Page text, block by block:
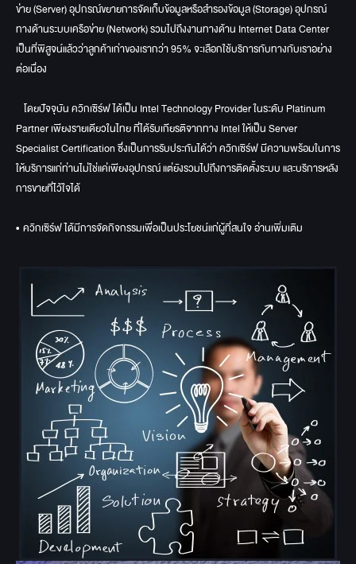
ข่าย (Server) อุปกรณ์ขยายการจัดเก็บข้อมูลหรือสำรองข้อมูล (Storage) อุปกรณ์
ทางด้านระบบเครือข่าย (Network) รวมไปถึงงานทางด้าน Internet Data Center
เป็นที่พิสูจน์แล้วว่าลูกค้าเก่าของเรากว่า 95% จะเลือกใช้บริการกับทางกับเราอย่าง
ต่อเนื่อง
โดยปัจจุบัน ควิกเซิร์ฟ ได้เป็น Intel Technology Provider ในระดับ Platinum
Partner เพียงรายเดียวในไทย ที่ได้รับเกียรติจากทาง Intel ให้เป็น Server
Specialist Certification ซึ่งเป็นการรับประกันได้ว่า ควิกเซิร์ฟ มีความพร้อมในการ
ให้บริการแก่ท่านไม่ใช่แค่เพียงอุปกรณ์ แต่ยังรวมไปถึงการติดตั้งระบบ และบริการหลัง
การขายที่ไว้ใจได้
• ควิกเซิร์ฟ ได้มีการจัดกิจกรรมเพื่อเป็นประโยชน์แก่ผู้ที่สนใจอ่านเพิ่มเติม